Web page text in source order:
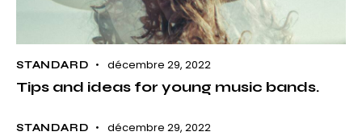
STANDARD décembre 29, 2022
Tips and ideas for young music bands.
STANDARD décembre 29, 2022